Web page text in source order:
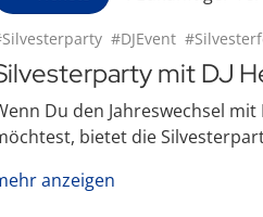
#DJEvent
mit DJ
Du den Jahreswechsel
bietet die
anzeigen